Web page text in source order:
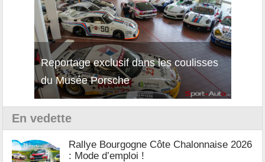
Reportage exclusif dans les coulisses
du Musée Porsche
Découverte de la nouvelle Ferrari
12Cilindri Manuale
En vedette
Rallye Bourgogne Côte Chalonnaise 2026
: Mode d’emploi !